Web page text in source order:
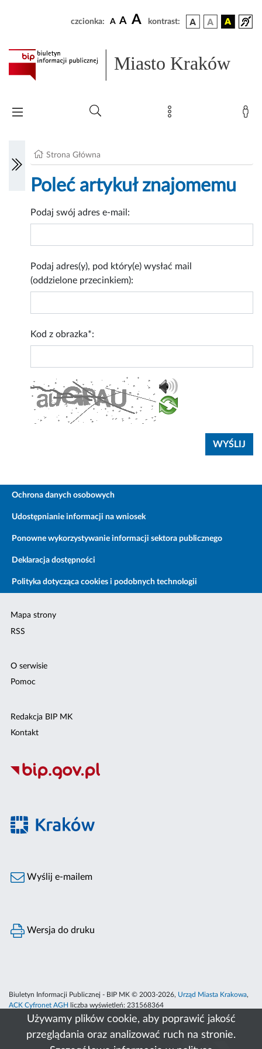
Używamy plików cookie, aby poprawić jakość
przeglądania oraz analizować ruch na stronie.
czcionka: A A A kontrast:
Miasto Kraków
Strona Główna
Poleć artykuł znajomemu
Podaj swój adres e-mail:
Podaj adres(y), pod który(e) wysłać mail
(oddzielone przecinkiem):
Kod z obrazka*:
Ochrona danych osobowych
Udostępnianie informacji na wniosek
Ponowne wykorzystywanie informacji sektora publicznego
Deklaracja dostępności
Polityka dotycząca cookies i podobnych technologii
Mapa strony
RSS
O serwisie
Pomoc
Redakcja BIP MK
Kontakt
Wyślij e-mailem
Wersja do druku
Biuletyn Informacji Publicznej - BIP MK © 2003-2026, Urząd Miasta Krakowa,
ACK Cyfronet AGH
liczba wyświetleń: 231568364